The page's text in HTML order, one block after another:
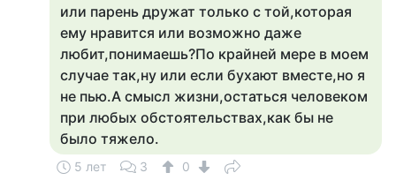
или парень дружат только с той,которая
ему нравится или возможно даже
любит,понимаешь?По крайней мере в моем
случае так,ну или если бухают вместе,но я
не пью.А смысл жизни,остаться человеком
при любых обстоятельствах,как бы не
было тяжело.
5 лет 3 0